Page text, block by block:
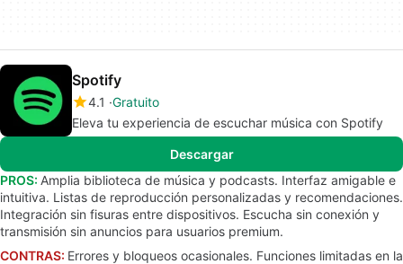
Spotify
4.1 Gratuito
Eleva tu experiencia de escuchar música con Spotify
Descargar
PROS: Amplia biblioteca de música y podcasts. Interfaz amigable e
intuitiva. Listas de reproducción personalizadas y recomendaciones.
Integración sin fisuras entre dispositivos. Escucha sin conexión y
transmisión sin anuncios para usuarios premium.
CONTRAS: Errores y bloqueos ocasionales. Funciones limitadas en la